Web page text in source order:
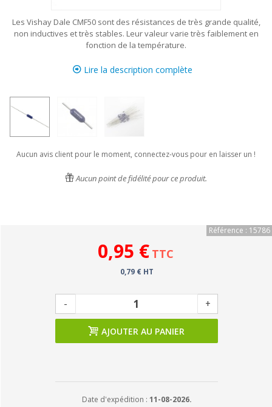
Les Vishay Dale CMF50 sont des résistances de très grande qualité,
non inductives et très stables. Leur valeur varie très faiblement en
fonction de la température.
Lire la description complète
Aucun avis client pour le moment, connectez-vous pour en laisser un !
Aucun point de fidélité pour ce produit.
Référence : 15786
0,95 € TTC
0,79 € HT
- +
AJOUTER AU PANIER
Date d'expédition : 11-08-2026.